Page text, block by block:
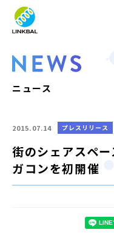
WHO WE ARE
SERVICE
IR
RECRUIT
JP
ニュース
2015.07.14 プレスリリース
街のシェアスペ
ガコンを初開催